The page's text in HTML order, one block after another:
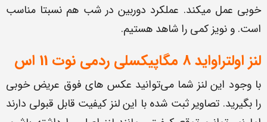
خوبی عمل میکند. عملکرد دوربین در شب هم نسبتا مناسب
است. و نویز کمی را شاهد هستیم.
لنز اولتراواید 8 مگاپیکسلی ردمی نوت 11 اس
با وجود این لنز شما می‌توانید عکس های فوق عریض خوبی
را بگیرید. تصاویر ثبت شده با این لنز کیفیت قابل قبولی دارند